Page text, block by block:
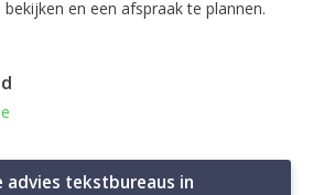
en een afspraak te plannen.
advies tekstbureaus in